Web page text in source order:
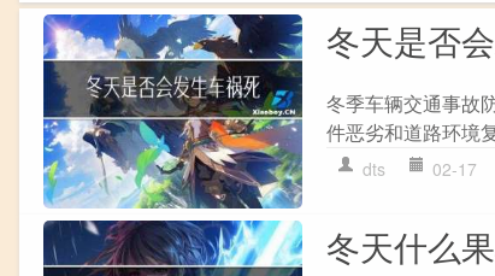
冬天是否
冬季车辆交通事故
件恶劣和道路环境
dts 02-17
冬天什么